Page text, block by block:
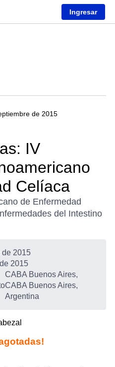
Ingresar
de 2015
IV
Celíaca
de Enfermedad
del Intestino
de 2015
2015
CABA Buenos Aires,
CABA Buenos Aires,
Argentina